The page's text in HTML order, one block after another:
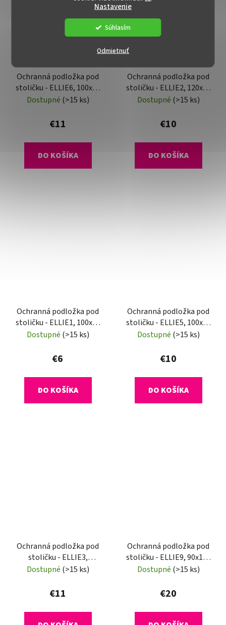
Nastavenie
Odmietnuť
Súhlasím
Ochranná podložka pod
stoličku - ELLIE6, 100x70
cm, 0,8 mm
Dostupné (>15 ks)
€11
DO KOŠÍKA
Ochranná podložka pod
stoličku - ELLIE2, 120x90
cm, 0,5 mm
Dostupné (>15 ks)
€10
DO KOŠÍKA
Ochranná podložka pod
stoličku - ELLIE1, 100x70
cm, 0,5 mm
Dostupné (>15 ks)
€6
DO KOŠÍKA
Ochranná podložka pod
stoličku - ELLIE5, 100x50
cm, 0,8 mm
Dostupné (>15 ks)
€10
DO KOŠÍKA
Ochranná podložka pod
stoličku - ELLIE3,
140x100 cm, 0,5 mm
Dostupné (>15 ks)
€11
Ochranná podložka pod
stoličku - ELLIE9, 90x120
cm, 1,8 mm
Dostupné (>15 ks)
€20